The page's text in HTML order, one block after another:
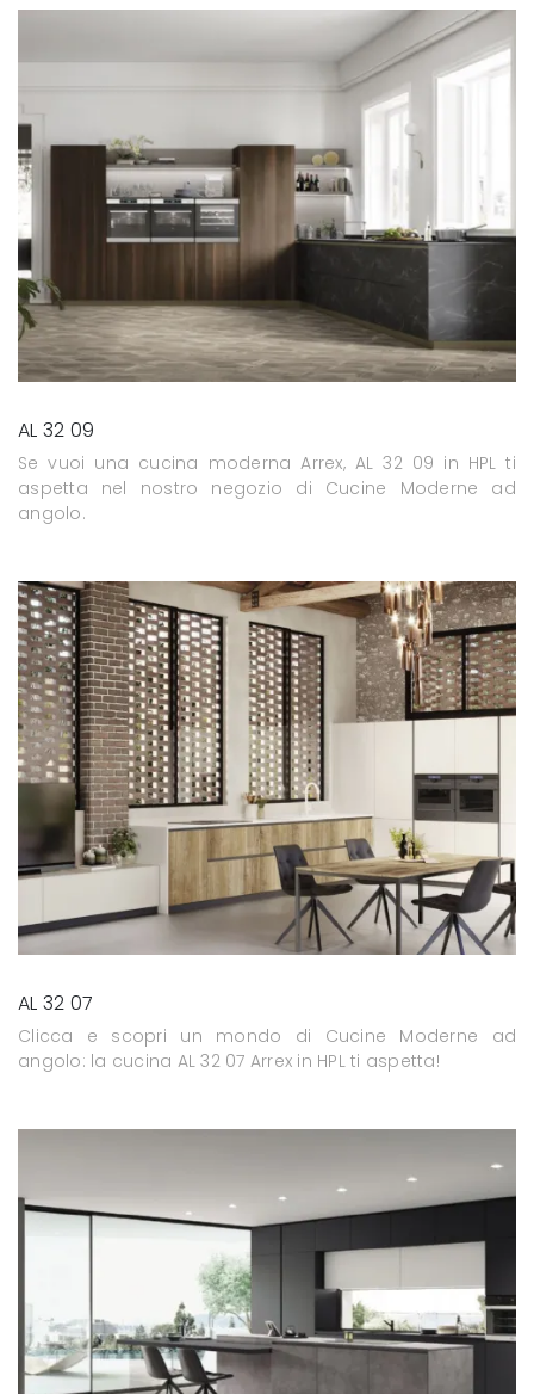
AL 32 09
Se vuoi una cucina moderna Arrex, AL 32 09 in HPL ti
aspetta nel nostro negozio di Cucine Moderne ad
angolo.
AL 32 07
Clicca e scopri un mondo di Cucine Moderne ad
angolo: la cucina AL 32 07 Arrex in HPL ti aspetta!